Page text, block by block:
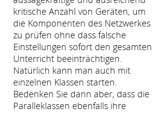
kritische Anzahl von Geräten, um
die Komponenten des Netzwerkes
zu prüfen ohne dass falsche
Einstellungen sofort den gesamten
Unterricht beeinträchtigen.
Natürlich kann man auch mit
einzelnen Klassen starten.
Bedenken Sie dann aber, dass die
Paralleklassen ebenfalls ihre